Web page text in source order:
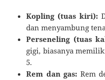
Kopling (tuas kiri):
dan menyambung
Perseneling (tuas
gigi, biasanya
5.
Rem dan gas: Rem